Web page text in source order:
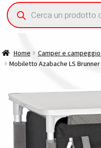
Acquisto iva 4% (agevolata)
Contatti
Il nostro gruppo acquisti
La nostra azienda
Condizioni generali
Ricerca
prodotti
Home Camper e
Mobiletto Azabache LS Brunner